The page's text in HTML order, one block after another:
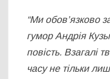
“Ми обов’язково
гумор Андрія
повість. Взагалі
часу не тільки